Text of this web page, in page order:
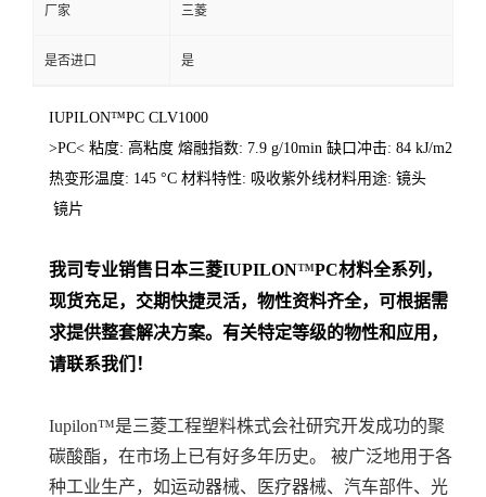
厂家 三菱
是否进口 是
IUPILON™PC CLV1000
>PC< 粘度: 高粘度 熔融指数: 7.9 g/10min 缺口冲击: 84 kJ/m2
热变形温度: 145 °C 材料特性: 吸收紫外线材料用途: 镜头
镜片
我司专业销售日本三菱IUPILON™PC材料全系列 ，
现货充足，交期快捷灵活，物性资料齐全，可根据需
求提供整套解决方案。 有关特定等级的物性和应用，
请联系我们！
Iupilon™是三菱工程塑料株式会社研究开发成功的聚
碳酸酯，在市场上已有好多年历史。 被广泛地用于各
种工业生产，如运动器械、医疗器械、汽车部件、光